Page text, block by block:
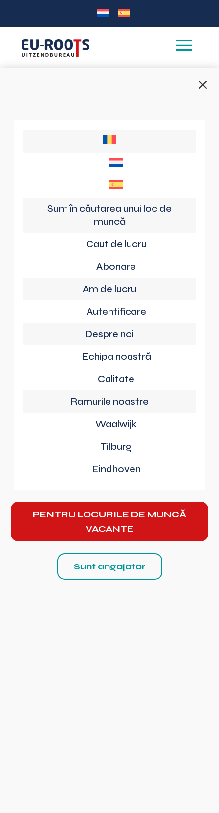
a
M
Sunt în căutarea unui loc de
muncă
Caut de lucru
Abonare
Am de lucru
Autentificare
Despre noi
Echipa noastră
Calitate
Ramurile noastre
Waalwijk
Tilburg
Eindhoven
PENTRU LOCURILE DE MUNCĂ
VACANTE
Sunt angajator